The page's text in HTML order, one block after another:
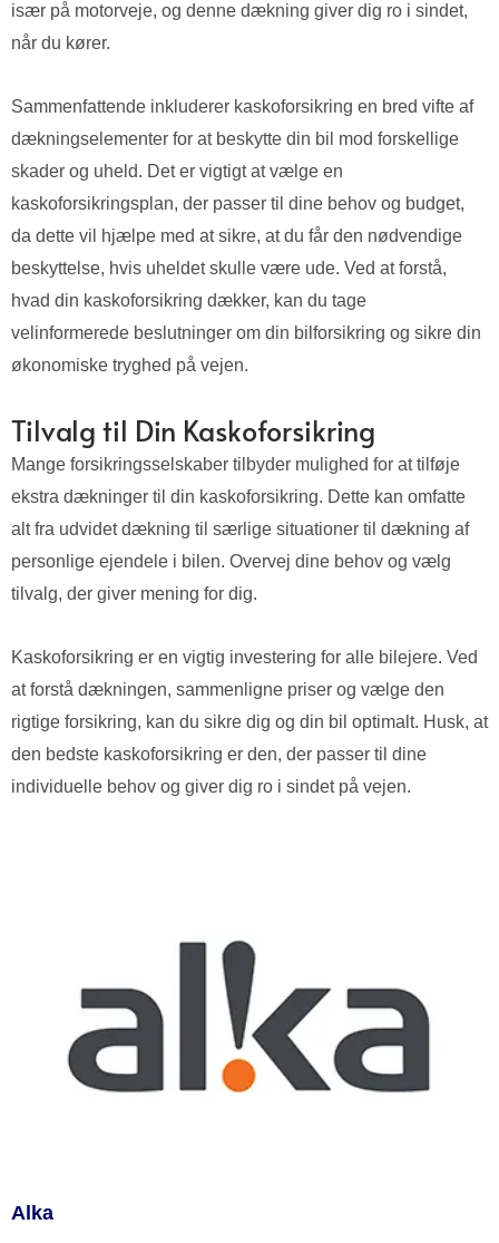
især på motorveje, og denne dækning giver dig ro i sindet,
når du kører.
Sammenfattende inkluderer kaskoforsikring en bred vifte af
dækningselementer for at beskytte din bil mod forskellige
skader og uheld. Det er vigtigt at vælge en
kaskoforsikringsplan, der passer til dine behov og budget,
da dette vil hjælpe med at sikre, at du får den nødvendige
beskyttelse, hvis uheldet skulle være ude. Ved at forstå,
hvad din kaskoforsikring dækker, kan du tage
velinformerede beslutninger om din bilforsikring og sikre din
økonomiske tryghed på vejen.
Tilvalg til Din Kaskoforsikring
Mange forsikringsselskaber tilbyder mulighed for at tilføje
ekstra dækninger til din kaskoforsikring. Dette kan omfatte
alt fra udvidet dækning til særlige situationer til dækning af
personlige ejendele i bilen. Overvej dine behov og vælg
tilvalg, der giver mening for dig.
Kaskoforsikring er en vigtig investering for alle bilejere. Ved
at forstå dækningen, sammenligne priser og vælge den
rigtige forsikring, kan du sikre dig og din bil optimalt. Husk, at
den bedste kaskoforsikring er den, der passer til dine
individuelle behov og giver dig ro i sindet på vejen.
Alka